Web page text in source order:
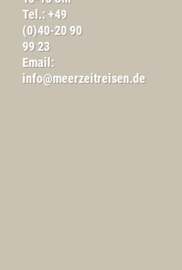
Tel.: +49
(0)40-20 90
99 23
Email:
info@meerzeitreisen.de